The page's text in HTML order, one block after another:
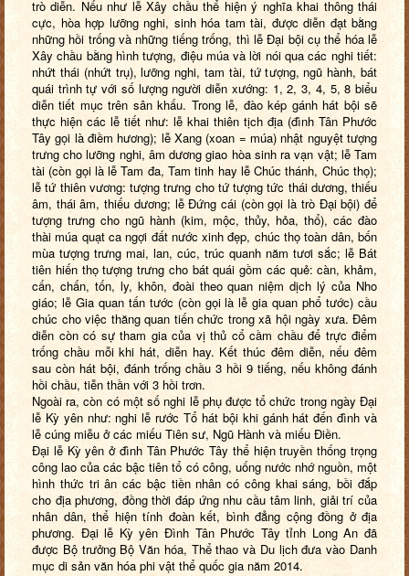
trò diễn. Nếu như lễ Xây chầu thể hiện ý nghĩa khai thông thái
cực, hòa hợp lưỡng nghi, sinh hóa tam tài, được diễn đạt bằng
những hồi trống và những tiếng trống, thì lễ Đại bội cụ thể hóa lễ
Xây chầu bằng hình tượng, điệu múa và lời nói qua các nghi tiết:
nhứt thái (nhứt trụ), lưỡng nghi, tam tài, tứ tượng, ngũ hành, bát
quái trình tự với số lượng người diễn xướng: 1, 2, 3, 4, 5, 8 biểu
diễn tiết mục trên sân khấu. Trong lễ, đào kép gánh hát bội sẽ
thực hiện các lễ tiết như: lễ khai thiên tịch địa (đình Tân Phước
Tây gọi là điềm hương); lễ Xang (xoan = múa) nhật nguyệt tượng
trưng cho lưỡng nghi, âm dương giao hòa sinh ra vạn vật; lễ Tam
tài (còn gọi là lễ Tam đa, Tam tinh hay lễ Chúc thánh, Chúc thọ);
lễ tứ thiên vương: tượng trưng cho tứ tượng tức thái dương, thiếu
âm, thái âm, thiếu dương; lễ Đứng cái (còn gọi là trò Đại bội) để
tượng trưng cho ngũ hành (kim, mộc, thủy, hỏa, thổ), các đào
thài múa quạt ca ngợi đất nước xinh đẹp, chúc thọ toàn dân, bốn
mùa tượng trưng mai, lan, cúc, trúc quanh năm tươi sắc; lễ Bát
tiên hiến thọ tượng trưng cho bát quái gồm các quẻ: càn, khảm,
cấn, chấn, tốn, ly, khôn, đoài theo quan niệm dịch lý của Nho
giáo; lễ Gia quan tấn tước (còn gọi là lễ gia quan phổ tước) cầu
chúc cho việc thăng quan tiến chức trong xã hội ngày xưa. Đêm
diễn còn có sự tham gia của vị thủ cổ cầm chầu để trực điểm
trống chầu mỗi khi hát, diễn hay. Kết thúc đêm diễn, nếu đêm
sau còn hát bội, đánh trống chầu 3 hồi 9 tiếng, nếu không đánh
hồi chầu, tiễn thần với 3 hồi trơn.
Ngoài ra, còn có một số nghi lễ phụ được tổ chức trong ngày Đại
lễ Kỳ yên như: nghi lễ rước Tổ hát bội khi gánh hát đến đình và
lễ cúng miễu ở các miếu Tiên sư, Ngũ Hành và miếu Điền.
Đại lễ Kỳ yên ở đình Tân Phước Tây thể hiện truyền thống trọng
công lao của các bậc tiên tổ có công, uống nước nhớ nguồn, một
hình thức tri ân các bậc tiền nhân có công khai sáng, bồi đắp
cho địa phương, đồng thời đáp ứng nhu cầu tâm linh, giải trí của
nhân dân, thể hiện tính đoàn kết, bình đẳng cộng đồng ở địa
phương. Đại lễ Kỳ yên Đình Tân Phước Tây tỉnh Long An đã
được Bộ trưởng Bộ Văn hóa, Thể thao và Du lịch đưa vào Danh
mục di sản văn hóa phi vật thể quốc gia năm 2014.